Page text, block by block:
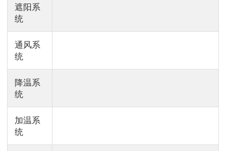
遮阳系
统
通风系
统
降温系
统
加温系
统